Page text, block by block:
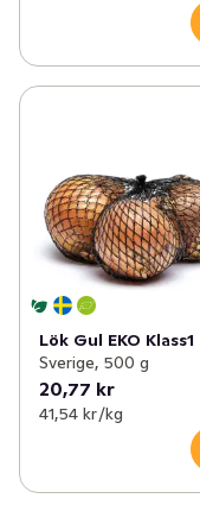
Lök Gul EKO Klass1
Sverige, 500 g
20,77 kr
41,54 kr /kg